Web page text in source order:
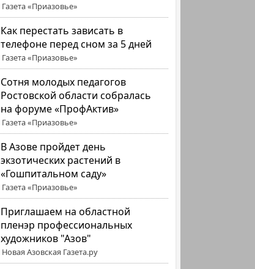
Газета «Приазовье»
Как перестать зависать в
телефоне перед сном за 5 дней
Газета «Приазовье»
Сотня молодых педагогов
Ростовской области собралась
на форуме «ПрофАктив»
Газета «Приазовье»
В Азове пройдет день
экзотических растений в
«Гошпитальном саду»
Газета «Приазовье»
Приглашаем на областной
пленэр профессиональных
художников "Азов"
Новая Азовская Газета.ру